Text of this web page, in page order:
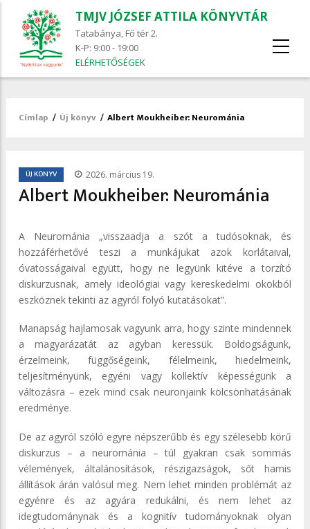
TMJV JÓZSEF ATTILA KÖNYVTÁR
Tatabánya, Fő tér 2.
K-P: 9:00 - 19:00
ELÉRHETŐSÉGEK
Morzsa
Címlap / Új könyv / Albert Moukheiber: Neurománia
ÚJ KÖNYV 2026. március 19.
Albert Moukheiber: Neurománia
A Neurománia „visszaadja a szót a tudósoknak, és
hozzáférhetővé teszi a munkájukat azok korlátaival,
óvatosságaival együtt, hogy ne legyünk kitéve a torzító
diskurzusnak, amely ideológiai vagy kereskedelmi okokból
eszköznek tekinti az agyról folyó kutatásokat”.
Manapság hajlamosak vagyunk arra, hogy szinte mindennek
a magyarázatát az agyban keressük. Boldogságunk,
érzelmeink, függőségeink, félelmeink, hiedelmeink,
teljesítményünk, egyéni vagy kollektív képességünk a
változásra – ezek mind csak neuronjaink kölcsönhatásának
eredménye.
De az agyról szóló egyre népszerűbb és egy szélesebb körű
diskurzus – a neurománia – túl gyakran csak sommás
vélemények, általánosítások, részigazságok, sőt hamis
állítások árán valósul meg. Nem lehet minden problémát az
egyénre és az agyára redukálni, és nem lehet az
idegtudománynak és a kognitív tudományoknak olyan